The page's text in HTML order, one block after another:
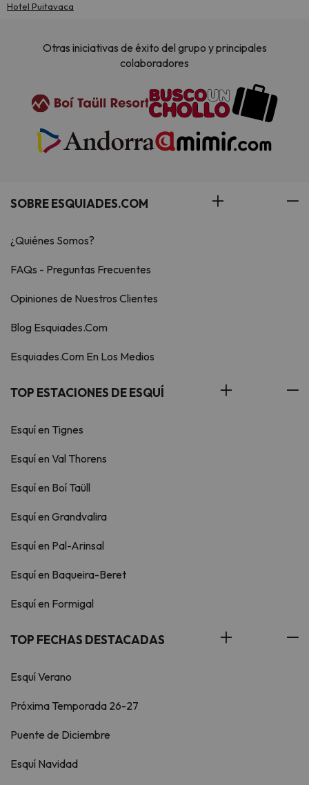
Hotel Puitavaca
Otras iniciativas de éxito del grupo y principales
colaboradores
SOBRE ESQUIADES.COM
¿Quiénes Somos?
FAQs - Preguntas Frecuentes
Opiniones de Nuestros Clientes
Blog Esquiades.Com
Esquiades.Com En Los Medios
TOP ESTACIONES DE ESQUÍ
Esquí en Tignes
Esquí en Val Thorens
Esquí en Boí Taüll
Esquí en Grandvalira
Esquí en Pal-Arinsal
Esquí en Baqueira-Beret
Esquí en Formigal
TOP FECHAS DESTACADAS
Esquí Verano
Próxima Temporada 26-27
Puente de Diciembre
Esquí Navidad